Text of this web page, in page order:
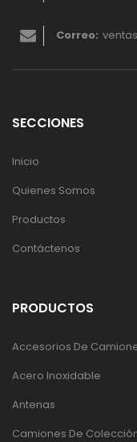
Correo:
SECCIONES
Inicio
Quienes Somos
Productos
Contáctenos
PRODUCTOS
Accesorios De
Acero Inoxidable
Antenas
Camiones De